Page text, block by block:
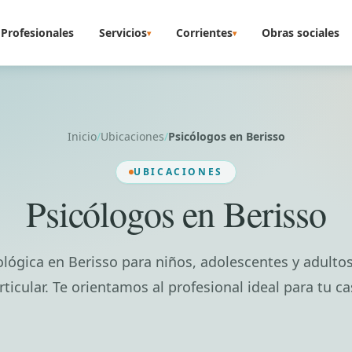
Profesionales Servicios▾ Corrientes▾ Obras sociales
Inicio/Ubicaciones/Psicólogos en Berisso
UBICACIONES
Psicólogos en Berisso
en Berisso para niños, adolescentes y
Te orientamos al profesional ideal para tu